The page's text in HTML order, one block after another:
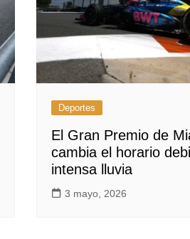
Deportes
El Gran Premio de
cambia el horario
intensa lluvia
3 mayo, 2026